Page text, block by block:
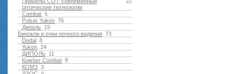
оптические технологии
5
Combat
76
Pulsar Yukon
19
Диполь
73
Бинокли и очки ночного видения
8
Dedal
24
Yukon
11
ДИПОЛЬ
8
Комбат Combat
3
КОМЗ